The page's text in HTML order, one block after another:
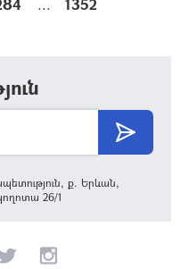
... 1352
ք. Երևան,
26/1